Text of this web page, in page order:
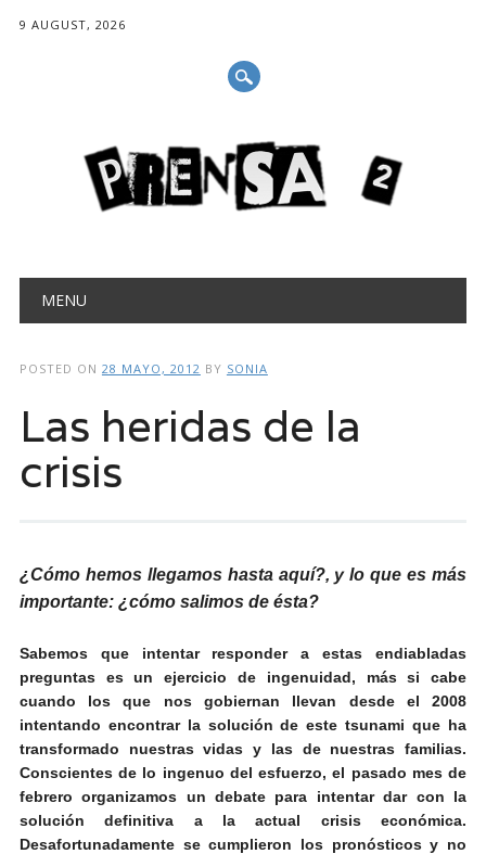
9 AUGUST, 2026
Main menu
MENU
POSTED ON 28 MAYO, 2012 BY SONIA
Las heridas de la
crisis
¿Cómo hemos llegamos hasta aquí?, y lo que es más
importante: ¿cómo salimos de ésta?
Sabemos que intentar responder a estas endiabladas
preguntas es un ejercicio de ingenuidad, más si cabe
cuando los que nos gobiernan llevan desde el 2008
intentando encontrar la solución de este tsunami que ha
transformado nuestras vidas y las de nuestras familias.
Conscientes de lo ingenuo del esfuerzo, el pasado mes de
febrero organizamos un debate para intentar dar con la
solución definitiva a la actual crisis económica.
Desafortunadamente se cumplieron los pronósticos y no